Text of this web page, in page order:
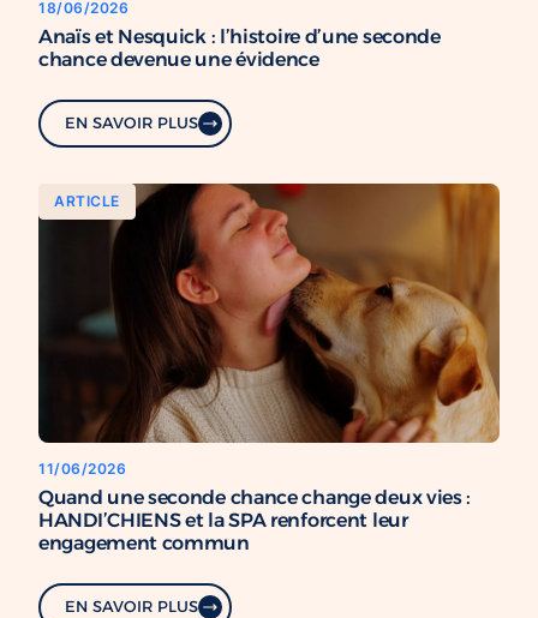
18/06/2026
Anaïs et Nesquick : l’histoire d’une seconde
chance devenue une évidence
EN SAVOIR PLUS
ARTICLE
11/06/2026
Quand une seconde chance change deux vies :
HANDI’CHIENS et la SPA renforcent leur
engagement commun
EN SAVOIR PLUS